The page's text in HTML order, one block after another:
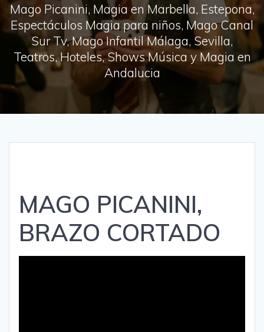
Mago Picanini, Magia en Marbella, Estepona,
Espectáculos Magia para niños, Mago Canal
Sur Tv, Mago Infantil Málaga, Sevilla,
Teatros, Hoteles, Shows Música y Magia en
Andalucia
MAGO PICANINI,
BRAZO CORTADO